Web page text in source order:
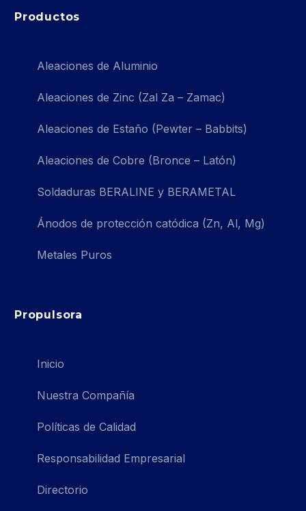
Productos
Aleaciones de Aluminio
Aleaciones de Zinc (Zal Za – Zamac)
Aleaciones de Estaño (Pewter – Babbits)
Aleaciones de Cobre (Bronce – Latón)
Soldaduras BERALINE y BERAMETAL
Ánodos de protección catódica (Zn, Al, Mg)
Metales Puros
Propulsora
Inicio
Nuestra Compañía
Políticas de Calidad
Responsabilidad Empresarial
Directorio